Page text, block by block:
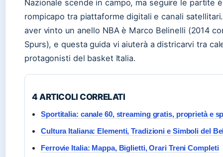
Nazionale scende in campo, ma seguire le partite
rompicapo tra piattaforme digitali e canali satellitari.
aver vinto un anello NBA è Marco Belinelli (2014
Spurs), e questa guida vi aiuterà a districarvi tra
protagonisti del basket Italia.
4 ARTICOLI CORRELATI
Sportitalia: canale 60, streaming gratis, proprietà e
Cultura Italiana: Elementi, Tradizioni e Simboli del
Ferrovie Italia: Mappa, Biglietti, Orari Treni Completi